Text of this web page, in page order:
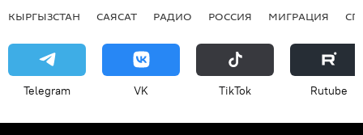
КЫРГЫЗСТАН САЯСАТ РАДИО РОССИЯ МИГРАЦИЯ
Telegram VK ТikТоk Rutube